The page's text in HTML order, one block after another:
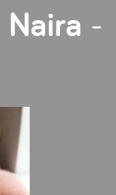
Naira -